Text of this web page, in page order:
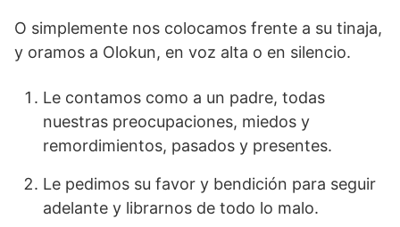
O simplemente nos colocamos frente a su tinaja,
y oramos a Olokun, en voz alta o en silencio.
Le contamos como a un padre, todas
nuestras preocupaciones, miedos y
remordimientos, pasados ​​y presentes.
Le pedimos su favor y bendición para seguir
adelante y librarnos de todo lo malo.